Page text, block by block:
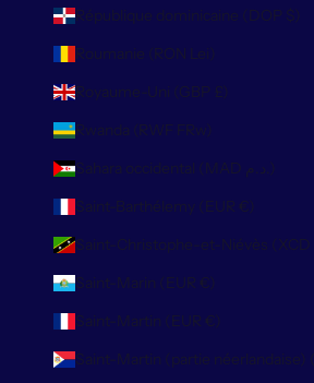
République dominicaine (DOP $)
Roumanie (RON Lei)
Royaume-Uni (GBP £)
Rwanda (RWF FRw)
Sahara occidental (MAD د.م.)
Saint-Barthélemy (EUR €)
Saint-Marin (EUR €)
Saint-Martin (EUR €)